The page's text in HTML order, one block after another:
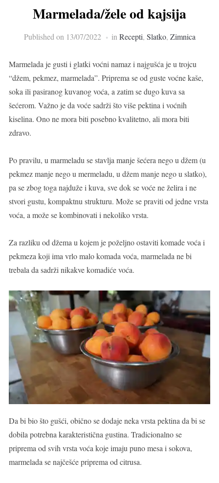
Marmelada/žele od kajsija
Published on 13/07/2022 in Recepti, Slatko, Zimnica
Marmelada je gusti i glatki voćni namaz i najgušća je u trojcu
“džem, pekmez, marmelada”. Priprema se od guste voćne kaše,
soka ili pasiranog kuvanog voća, a zatim se dugo kuva sa
šećerom. Važno je da voće sadrži što više pektina i voćnih
kiselina. Ono ne mora biti posebno kvalitetno, ali mora biti
zdravo.
Po pravilu, u marmeladu se stavlja manje šećera nego u džem (u
pekmez manje nego u mermeladu, u džem manje nego u slatko),
pa se zbog toga najduže i kuva, sve dok se voće ne želira i ne
stvori gustu, kompaktnu strukturu. Može se praviti od jedne vrsta
voća, a može se kombinovati i nekoliko vrsta.
Za razliku od džema u kojem je poželjno ostaviti komade voća i
pekmeza koji ima vrlo malo komada voća, marmelada ne bi
trebala da sadrži nikakve komadiće voća.
Da bi bio što gušći, obično se dodaje neka vrsta pektina da bi se
dobila potrebna karakteristična gustina. Tradicionalno se
priprema od svih vrsta voća koje imaju puno mesa i sokova,
marmelada se najčešće priprema od citrusa.